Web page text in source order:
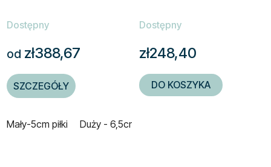
Dostępny
od zł388,67
SZCZEGÓŁY
Mały-5cm piłki Duży - 6,5cm piłki
Dostępny
zł248,40
DO KOSZYKA